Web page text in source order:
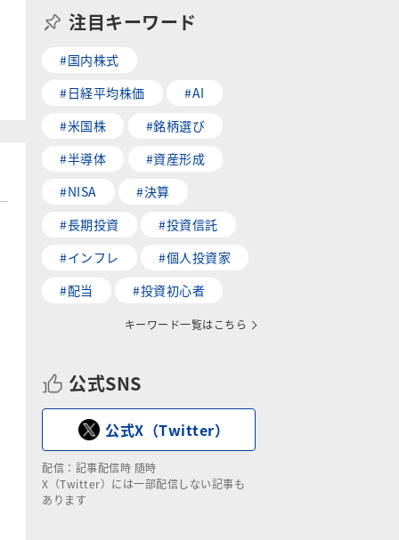
注目キーワード
#国内株式
#日経平均株価
#AI
#米国株
#銘柄選び
#半導体
#資産形成
#NISA
#決算
#長期投資
#投資信託
#インフレ
#個人投資家
#配当
#投資初心者
キーワード一覧はこちら
公式SNS
公式X（Twitter）
配信：記事配信時 随時
X（Twitter）には一部配信しない記事も
あります